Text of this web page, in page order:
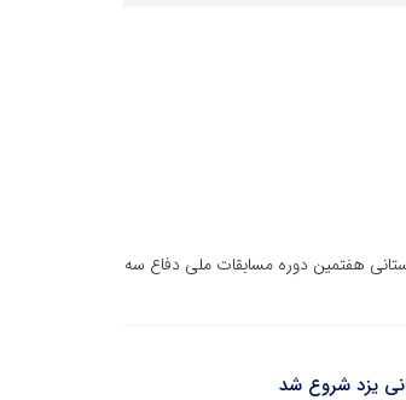
هفتمین دوره مسابقات ملی دفاع سه
یزد شروع شد